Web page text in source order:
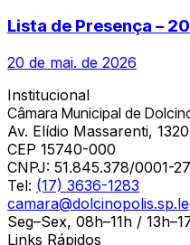
Lista de Presença –
20 de mai. de 2026
Institucional
Câmara Municipal de
Av. Elídio Massarenti,
CEP 15740-000
CNPJ: 51.845.378/0001-27
Tel: (17) 3636-1283
Seg–Sex, 08h–11h /
Links Rápidos